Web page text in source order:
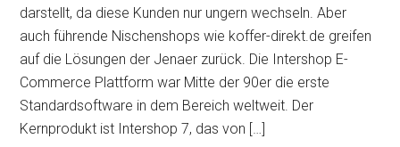
darstellt, da diese Kunden nur ungern wechseln. Aber
auch führende Nischenshops wie koffer-direkt.de greifen
auf die Lösungen der Jenaer zurück. Die Intershop E-
Commerce Plattform war Mitte der 90er die erste
Standardsoftware in dem Bereich weltweit. Der
Kernprodukt ist Intershop 7, das von […]